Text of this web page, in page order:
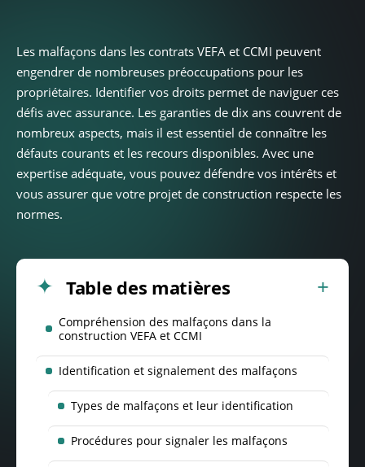
Les malfaçons dans les contrats VEFA et CCMI peuvent
engendrer de nombreuses préoccupations pour les
propriétaires. Identifier vos droits permet de naviguer ces
défis avec assurance. Les garanties de dix ans couvrent de
nombreux aspects, mais il est essentiel de connaître les
défauts courants et les recours disponibles. Avec une
expertise adéquate, vous pouvez défendre vos intérêts et
vous assurer que votre projet de construction respecte les
normes.
Table des matières
Compréhension des malfaçons dans la
construction VEFA et CCMI
Identification et signalement des malfaçons
Types de malfaçons et leur identification
Procédures pour signaler les malfaçons